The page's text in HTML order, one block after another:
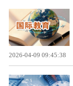
2026-04-09 09:45:38